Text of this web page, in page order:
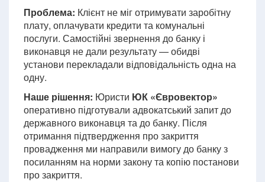
Проблема: Клієнт не міг отримувати заробітну
плату, оплачувати кредити та комунальні
послуги. Самостійні звернення до банку і
виконавця не дали результату — обидві
установи перекладали відповідальність одна на
одну.
Наше рішення: Юристи ЮК «Євровектор»
оперативно підготували адвокатський запит до
державного виконавця та до банку. Після
отримання підтвердження про закриття
провадження ми направили вимогу до банку з
посиланням на норми закону та копію постанови
про закриття.